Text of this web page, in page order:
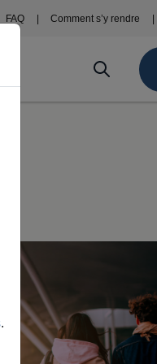
FAQ Comment s’y rendre
.